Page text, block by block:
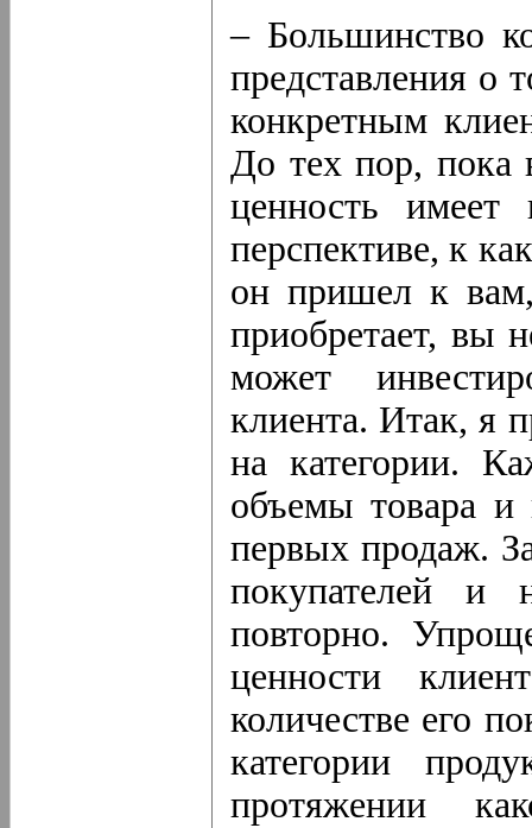
– Большинство
представления о
конкретным
До тех пор, пока
ценность имеет
перспективе, к
он пришел к
приобретает, вы
может
клиента. Итак, я
на категории.
объемы товара и
первых продаж.
покупателей и
повторно.
ценности
количестве его
категории
протяжении